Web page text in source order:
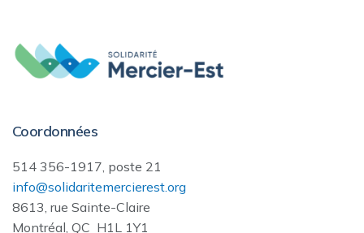
Coordonnées
514 356-1917, poste 21
info@solidaritemercierest.org
8613, rue Sainte-Claire
Montréal, QC H1L 1Y1